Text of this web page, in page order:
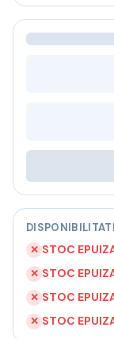
Ceai
Bacanie
Despre noi
Livrare
Termeni si conditii
Politica de
Intrebari frecvente
✕ STOC
✕ STOC
✕ STOC
✕ STOC